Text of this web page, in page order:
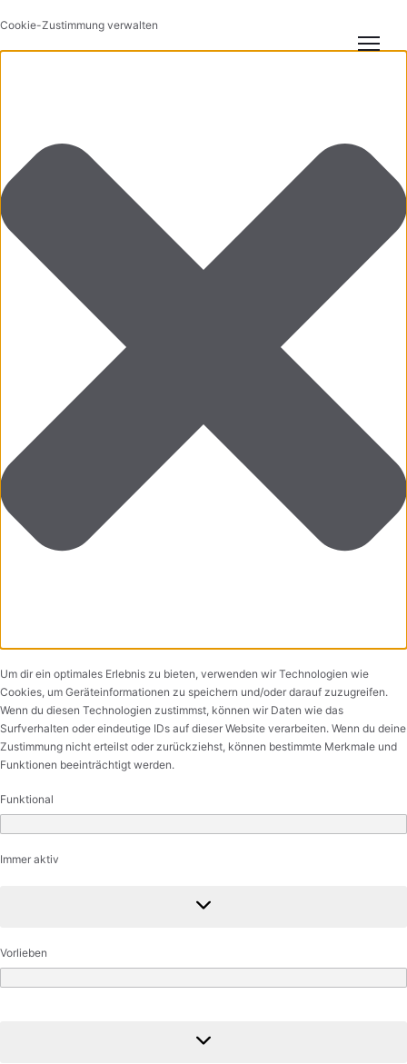
Cookie-Zustimmung verwalten
Um dir ein optimales Erlebnis zu bieten, verwenden wir Technologien wie
Cookies, um Geräteinformationen zu speichern und/oder darauf zuzugreifen.
Wenn du diesen Technologien zustimmst, können wir Daten wie das
Surfverhalten oder eindeutige IDs auf dieser Website verarbeiten. Wenn du deine
Zustimmung nicht erteilst oder zurückziehst, können bestimmte Merkmale und
Funktionen beeinträchtigt werden.
Funktional
Funktional
Immer aktiv
Vorlieben